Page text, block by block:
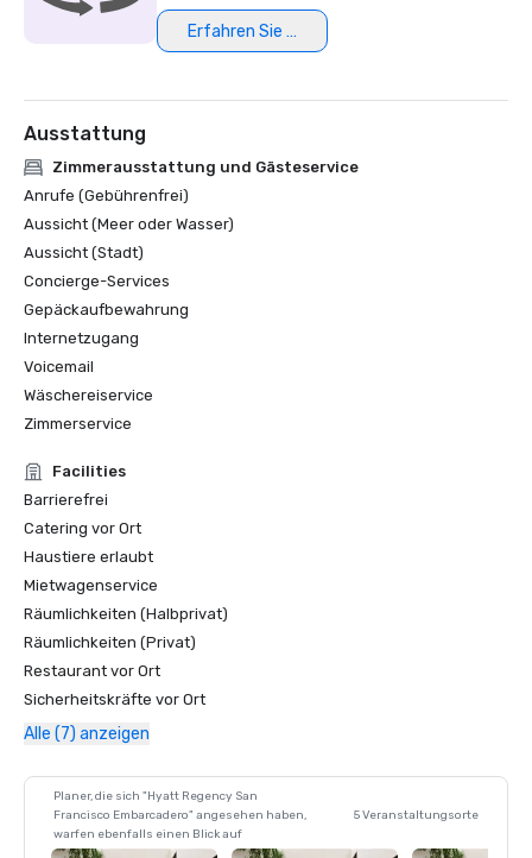
„Beste Hotel-/Resort-Veranstaltungsfläche“
Erfahren Sie mehr
Ausstattung
Zimmerausstattung und Gästeservice
Anrufe (Gebührenfrei)
Aussicht (Meer oder Wasser)
Aussicht (Stadt)
Concierge-Services
Gepäckaufbewahrung
Internetzugang
Voicemail
Wäschereiservice
Zimmerservice
Facilities
Barrierefrei
Catering vor Ort
Haustiere erlaubt
Mietwagenservice
Räumlichkeiten (Halbprivat)
Räumlichkeiten (Privat)
Restaurant vor Ort
Sicherheitskräfte vor Ort
Alle (7) anzeigen
Planer, die sich "Hyatt Regency San
Francisco Embarcadero" angesehen haben,
warfen ebenfalls einen Blick auf
5 Veranstaltungsorte